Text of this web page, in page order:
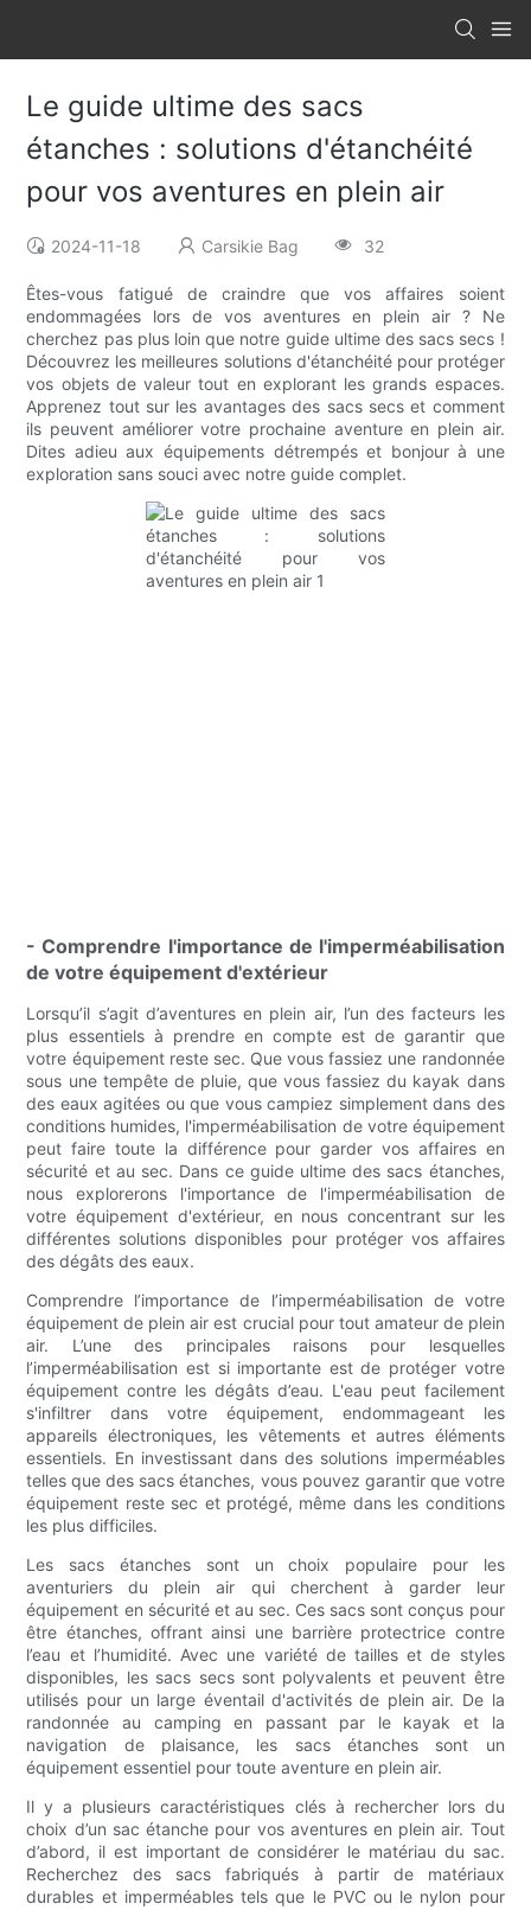
Le guide ultime des sacs
étanches : solutions d'étanchéité
pour vos aventures en plein air
2024-11-18 Carsikie Bag 32
Êtes-vous fatigué de craindre que vos affaires soient
endommagées lors de vos aventures en plein air ? Ne
cherchez pas plus loin que notre guide ultime des sacs secs !
Découvrez les meilleures solutions d'étanchéité pour protéger
vos objets de valeur tout en explorant les grands espaces.
Apprenez tout sur les avantages des sacs secs et comment
ils peuvent améliorer votre prochaine aventure en plein air.
Dites adieu aux équipements détrempés et bonjour à une
exploration sans souci avec notre guide complet.
- Comprendre l'importance de l'imperméabilisation
de votre équipement d'extérieur
Lorsqu’il s’agit d’aventures en plein air, l’un des facteurs les
plus essentiels à prendre en compte est de garantir que
votre équipement reste sec. Que vous fassiez une randonnée
sous une tempête de pluie, que vous fassiez du kayak dans
des eaux agitées ou que vous campiez simplement dans des
conditions humides, l'imperméabilisation de votre équipement
peut faire toute la différence pour garder vos affaires en
sécurité et au sec. Dans ce guide ultime des sacs étanches,
nous explorerons l'importance de l'imperméabilisation de
votre équipement d'extérieur, en nous concentrant sur les
différentes solutions disponibles pour protéger vos affaires
des dégâts des eaux.
Comprendre l’importance de l’imperméabilisation de votre
équipement de plein air est crucial pour tout amateur de plein
air. L’une des principales raisons pour lesquelles
l’imperméabilisation est si importante est de protéger votre
équipement contre les dégâts d’eau. L'eau peut facilement
s'infiltrer dans votre équipement, endommageant les
appareils électroniques, les vêtements et autres éléments
essentiels. En investissant dans des solutions imperméables
telles que des sacs étanches, vous pouvez garantir que votre
équipement reste sec et protégé, même dans les conditions
les plus difficiles.
Les sacs étanches sont un choix populaire pour les
aventuriers du plein air qui cherchent à garder leur
équipement en sécurité et au sec. Ces sacs sont conçus pour
être étanches, offrant ainsi une barrière protectrice contre
l’eau et l’humidité. Avec une variété de tailles et de styles
disponibles, les sacs secs sont polyvalents et peuvent être
utilisés pour un large éventail d'activités de plein air. De la
randonnée au camping en passant par le kayak et la
navigation de plaisance, les sacs étanches sont un
équipement essentiel pour toute aventure en plein air.
Il y a plusieurs caractéristiques clés à rechercher lors du
choix d’un sac étanche pour vos aventures en plein air. Tout
d’abord, il est important de considérer le matériau du sac.
Recherchez des sacs fabriqués à partir de matériaux
durables et imperméables tels que le PVC ou le nylon pour